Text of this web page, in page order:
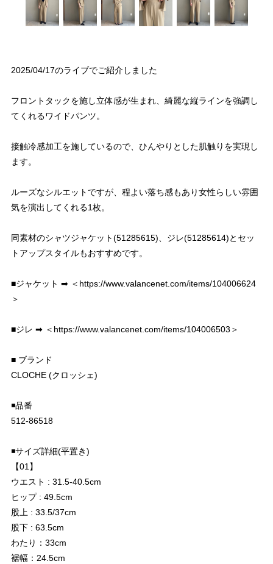
2025/04/17のライブでご紹介しました
フロントタックを施し立体感が生まれ、綺麗な縦ラインを強調し
てくれるワイドパンツ。
接触冷感加工を施しているので、ひんやりとした肌触りを実現し
ます。
ルーズなシルエットですが、程よい落ち感もあり女性らしい雰囲
気を演出してくれる1枚。
同素材のシャツジャケット(51285615)、ジレ(51285614)とセッ
トアップスタイルもおすすめです。
■ジャケット ➡︎ ＜ https://www.valancenet.com/items/104006624
＞
■ジレ ➡︎ ＜ https://www.valancenet.com/items/104006503＞
■ ブランド
CLOCHE (クロッシェ)
◾️品番
512-86518
◾️サイズ詳細(平置き)
【01】
ウエスト : 31.5-40.5cm
ヒップ : 49.5cm
股上 : 33.5/37cm
股下 : 63.5cm
わたり：33cm
裾幅：24.5cm